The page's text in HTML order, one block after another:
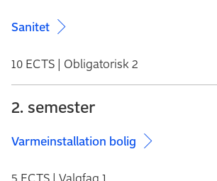
Sanitet
10 ECTS | Obligatorisk 2
2. semester
Varmeinstallation bolig
5 ECTS | Valgfag 1